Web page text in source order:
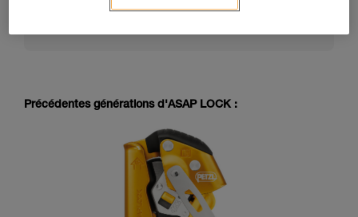
https://www.petzl.com/US/en/Professional/Mobil
Précédentes générations d'ASAP LOCK :